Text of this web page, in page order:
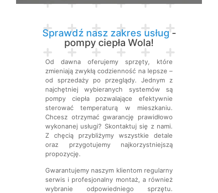
Sprawdź nasz zakres usług-
pompy ciepła Wola!
Od dawna oferujemy sprzęty, które
zmieniają zwykłą codzienność na lepsze –
od sprzedaży po przeglądy. Jednym z
najchętniej wybieranych systemów są
pompy ciepła pozwalające efektywnie
sterować temperaturą w mieszkaniu.
Chcesz otrzymać gwarancję prawidłowo
wykonanej usługi? Skontaktuj się z nami.
Z chęcią przybliżymy wszystkie detale
oraz przygotujemy najkorzystniejszą
propozycję.
Gwarantujemy naszym klientom regularny
serwis i profesjonalny montaż, a również
wybranie odpowiedniego sprzętu.